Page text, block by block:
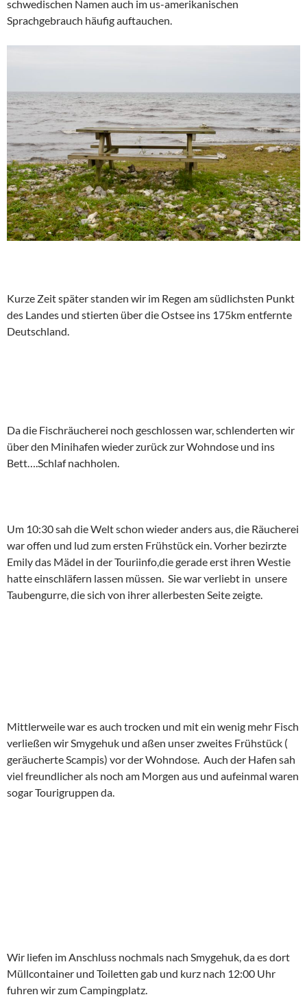
schwedischen Namen auch im us-amerikanischen
Sprachgebrauch häufig auftauchen.
Kurze Zeit später standen wir im Regen am südlichsten Punkt
des Landes und stierten über die Ostsee ins 175km entfernte
Deutschland.
Da die Fischräucherei noch geschlossen war, schlenderten wir
über den Minihafen wieder zurück zur Wohndose und ins
Bett….Schlaf nachholen.
Um 10:30 sah die Welt schon wieder anders aus, die Räucherei
war offen und lud zum ersten Frühstück ein. Vorher bezirzte
Emily das Mädel in der Touriinfo,die gerade erst ihren Westie
hatte einschläfern lassen müssen. Sie war verliebt in unsere
Taubengurre, die sich von ihrer allerbesten Seite zeigte.
Mittlerweile war es auch trocken und mit ein wenig mehr Fisch
verließen wir Smygehuk und aßen unser zweites Frühstück (
geräucherte Scampis) vor der Wohndose. Auch der Hafen sah
viel freundlicher als noch am Morgen aus und aufeinmal waren
sogar Tourigruppen da.
Wir liefen im Anschluss nochmals nach Smygehuk, da es dort
Müllcontainer und Toiletten gab und kurz nach 12:00 Uhr
fuhren wir zum Campingplatz.